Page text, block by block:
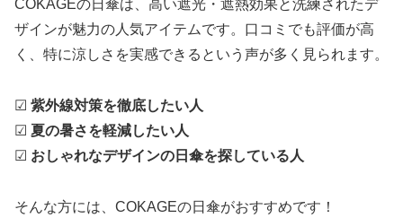
COKAGEの日傘は、高い遮光・遮熱効果と洗練されたデ
ザインが魅力の人気アイテムです。口コミでも評価が高
く、特に涼しさを実感できるという声が多く見られます。
☑ 紫外線対策を徹底したい人
☑ 夏の暑さを軽減したい人
☑ おしゃれなデザインの日傘を探している人
そんな方には、COKAGEの日傘がおすすめです！